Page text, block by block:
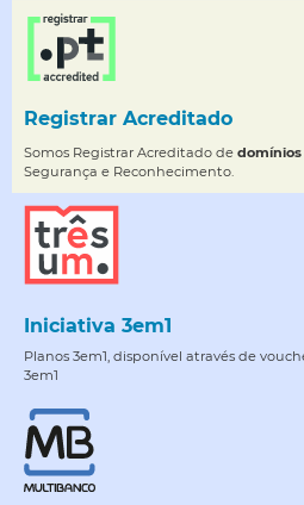
Registrar Acreditado
Somos Registrar Acreditado de domínios
Segurança e Reconhecimento.
Iniciativa 3em1
Planos 3em1, disponível através de
3em1